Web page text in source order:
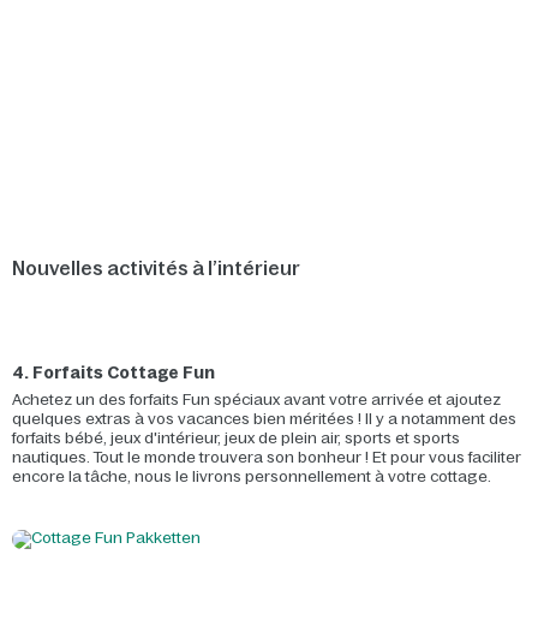
Nouvelles activités à l’intérieur
4. Forfaits Cottage Fun
Achetez un des forfaits Fun spéciaux avant votre arrivée et ajoutez
quelques extras à vos vacances bien méritées ! Il y a notamment des
forfaits bébé, jeux d'intérieur, jeux de plein air, sports et sports
nautiques. Tout le monde trouvera son bonheur ! Et pour vous faciliter
encore la tâche, nous le livrons personnellement à votre cottage.